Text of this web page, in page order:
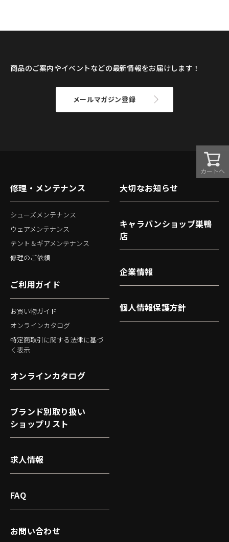
カートへ
商品のご案内やイベントなどの最新情報をお届けします！
メールマガジン登録
修理・メンテナンス
シューズメンテナンス
ウェアメンテナンス
テント＆ギアメンテナンス
修理のご依頼
ご利用ガイド
お買い物ガイド
オンラインカタログ
特定商取引に関する法律に基づ
く表示
大切なお知らせ
キャラバンショップ巣鴨
店
企業情報
個人情報保護方針
オンラインカタログ
ブランド別取り扱い
ショップリスト
求人情報
FAQ
お問い合わせ